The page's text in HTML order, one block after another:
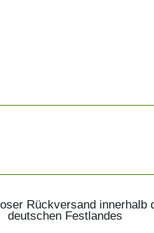
Rückversand innerhalb
deutschen Festlandes